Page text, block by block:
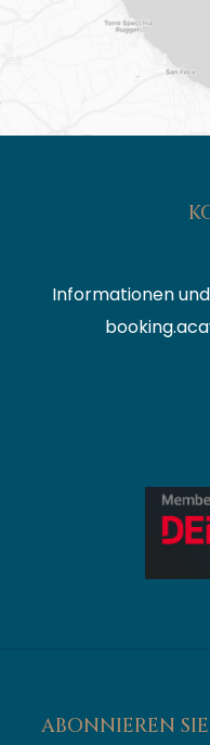
Informationen und
ABONNIEREN